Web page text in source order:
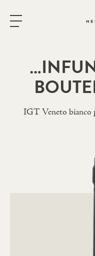
IGT Veneto bianco